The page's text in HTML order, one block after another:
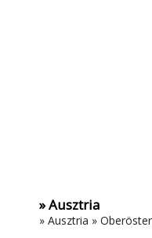
» Ausztria
» Ausztria »